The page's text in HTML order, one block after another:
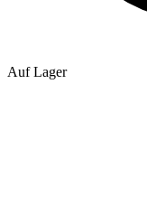
Auf Lager